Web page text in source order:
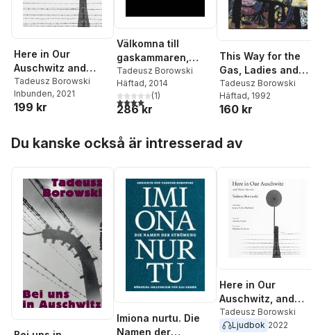
Here in Our
Auschwitz and
Other Stories
Tadeusz Borowski
Inbunden, 2021
199 kr
Välkomna till
gaskammaren,
mina damer och
herrar
Tadeusz Borowski
Häftad, 2014
4,0utav 5 stjärnor. Totalt antal röster:
(1)
286 kr
This Way for the
Gas, Ladies and
Gentlemen
Tadeusz Borowski
Häftad, 1992
160 kr
Du kanske också är intresserad av
Imiona nurtu. Die
Namen der
Here in Our
Auschwitz, and
Other Stories
Tadeusz Borowski
Ljudbok 2022